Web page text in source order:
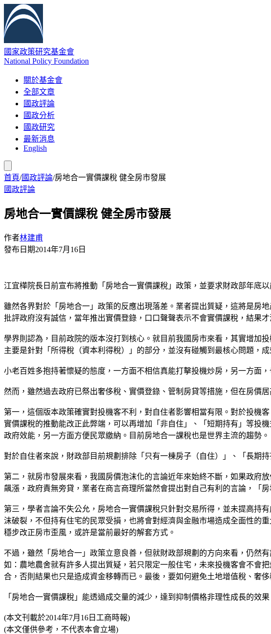
國家政策研究基金會
National Policy Foundation
關於基金會
全部文章
國政評論
國政分析
國政研究
最新消息
English
首頁/國政評論/房地合一實價課稅 健全房市發展
國政評論
房地合一實價課稅 健全房市發展
作者林建甫
發布日期2014年7月16日
江宜樺院長日前宣布將推動「房地合一實價課稅」政策，並要求財政部年底
雖然各界對於「房地合一」政策的反應出現落差。業者提出質疑，這將是房地
批評政府沒有誠信，當年推出實價登錄，口口聲聲表示不會實價課稅，結果
學界則認為，目前政院的版本沒打到核心。就目前我國房市來看，其實增加
主要是針對「所得稅（資本利得稅）」的部分，並沒有碰觸到最核心問題，成
小老百姓多抱持著懷疑的態度，一方面不相信真能打擊投機炒房，另一方面
然而，雖然過去政府已祭出奢侈稅、實價登錄、管制房貸等措施，但在房價
第一，這個版本政策確實對投機客不利，對自住者影響相當有限。對於投機
實價課稅的推動能改正此弊端，可以再增加「非自住」、「短期持有」等投
政府效能，另一方面方便民眾繳納。目前房地合一課稅也是世界主流的趨勢。
對於自住者來說，財政部目前規劃排除「只有一棟房子（自住）」、「長期
第二，就房市發展來看，我國房價泡沫化的言論近年來始終不斷，如果政府
飆漲，政府責無旁貸，業者在商言商理所當然會提出對自己有利的言論，「
第三，學者言論不失公允，房地合一實價課稅只針對交易所得，並未提高持
沫破裂，不但持有住宅的民眾受損，也將會對經濟與金融市場造成全面性的
穩步改正房市歪風，或許是當前最好的解套方式。
不過，雖然「房地合一」政策立意良善，但就財政部規劃的方向來看，仍然
如：農地農舍就有許多人提出質疑，若只限定一般住宅，未來投機客會不會
合，否則結果也只是造成資金移轉而已。最後，要如何避免土地增值稅、奢
「房地合一實價課稅」能透過成交量的減少，達到抑制價格非理性成長的效
(本文刊載於2014年7月16日工商時報)
(本文僅供參考，不代表本會立場)